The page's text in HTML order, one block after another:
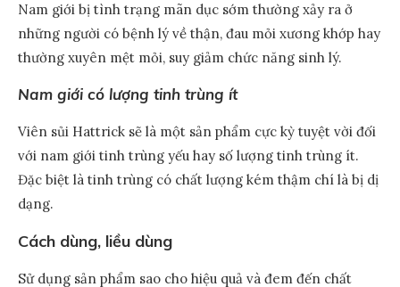
Nam giới bị tình trạng mãn dục sớm thường xảy ra ở
những người có bệnh lý về thận, đau mỏi xương khớp hay
thường xuyên mệt mỏi, suy giảm chức năng sinh lý.
Nam giới có lượng tinh trùng ít
Viên sủi Hattrick sẽ là một sản phẩm cực kỳ tuyệt vời đối
với nam giới tinh trùng yếu hay số lượng tinh trùng ít.
Đặc biệt là tinh trùng có chất lượng kém thậm chí là bị dị
dạng.
Cách dùng, liều dùng
Sử dụng sản phẩm sao cho hiệu quả và đem đến chất